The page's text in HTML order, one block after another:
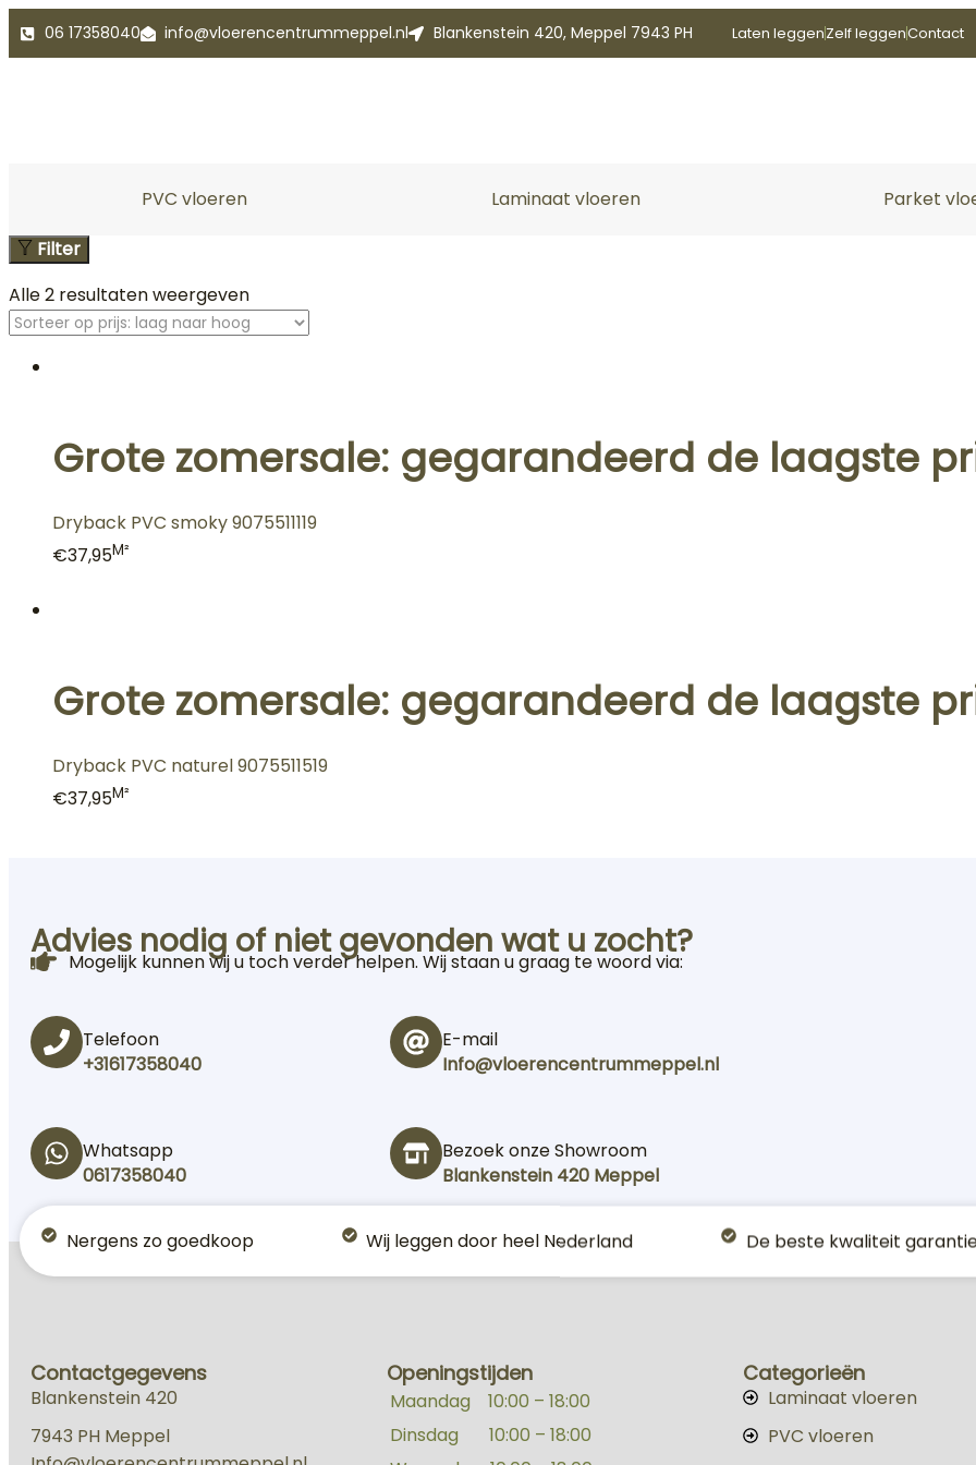
06 17358040 info@vloerencentrummeppel.nl Blankenstein 420, Meppel 7943 PH Laten leggenZelf leggenContact
PVC vloeren Laminaat vloeren
Parket
Filter
Alle 2 resultaten weergeven
Grote zomersale: gegarandeerd de laagste
Dryback PVC smoky 9075511119
€37,95M²
Grote zomersale: gegarandeerd de laagste
Dryback PVC naturel 9075511519
€37,95M²
Advies nodig of niet gevonden wat u zocht?
Mogelijk kunnen wij u toch verder helpen. Wij staan u graag te woord via:
Telefoon
+31617358040
E-mail
Info@vloerencentrummeppel.nl
Whatsapp
0617358040
Bezoek onze Showroom
Blankenstein 420 Meppel
Nergens zo goedkoop Wij leggen door heel Nederland De beste kwaliteit
Contactgegevens
Blankenstein 420
7943 PH Meppel
Openingstijden
Maandag
10:00 – 18:00
Dinsdag
10:00 – 18:00
Categorieën
Laminaat vloeren
PVC vloeren